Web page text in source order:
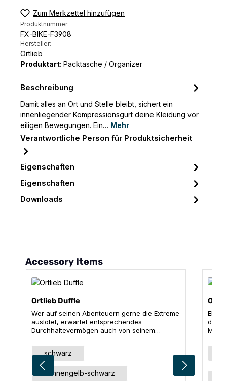
Zum Merkzettel hinzufügen
Produktnummer:
FX-BIKE-F3908
Hersteller:
Ortlieb
Produktart: Packtasche / Organizer
Beschreibung
Damit alles an Ort und Stelle bleibt, sichert ein
innenliegender Kompressionsgurt deine Kleidung vor
eiligen Bewegungen. Ein… Mehr
Verantwortliche Person für Produktsicherheit
Eigenschaften
Eigenschaften
Downloads
Produktgalerie überspringen
Accessory Items
Ortlieb Duffle
Wer auf seinen Abenteuern gerne die Extreme
auslotet, erwartet entsprechendes
Durchhaltevermögen auch von seinem
Co. wasserdicht ein und ist durch ihre
bequem gepolsterten, auch als Tragegriffe
verwendbaren Schultergurte schnell zum
praktischen Rucksack umfunktionierbar. Der
Ausführung
schwarz
sonnengelb-schwarz
der